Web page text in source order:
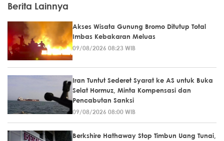
Berita Lainnya
Akses Wisata Gunung Bromo Ditutup Total
Imbas Kebakaran Meluas
09/08/2026 08:23 WIB
Iran Tuntut Sederet Syarat ke AS untuk Buka
Selat Hormuz, Minta Kompensasi dan
Pencabutan Sanksi
09/08/2026 08:00 WIB
Berkshire Hathaway Stop Timbun Uang Tunai,